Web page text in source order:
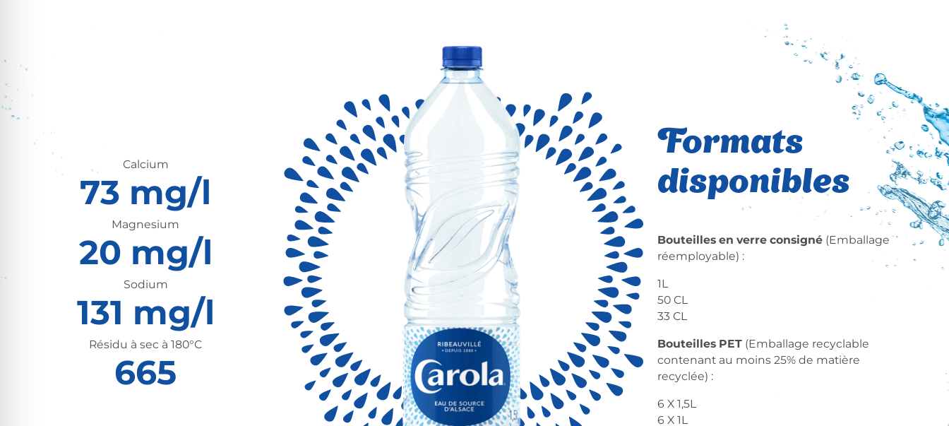
Calcium
73 mg/l
Magnesium
20 mg/l
Sodium
131 mg/l
Résidu à sec à 180°C
665
Formats
disponibles
Bouteilles en verre consigné (Emballage
réemployable) :
1L
50 CL
33 CL
Bouteilles PET (Emballage recyclable
contenant au moins 25% de matière
recyclée) :
6 X 1,5L
6 X 1L